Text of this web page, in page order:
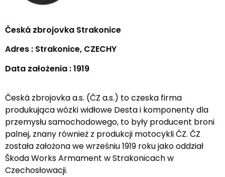
Česká zbrojovka Strakonice
Adres : Strakonice, CZECHY
Data założenia : 1919
Česká zbrojovka a.s. (ČZ a.s.) to czeska firma
produkująca wózki widłowe Desta i komponenty dla
przemysłu samochodowego, to były producent broni
palnej, znany również z produkcji motocykli ČZ. ČZ
została założona we wrześniu 1919 roku jako oddział
Škoda Works Armament w Strakonicach w
Czechosłowacji.